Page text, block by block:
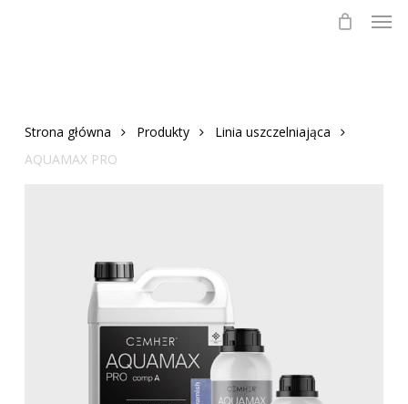
Strona główna Produkty
Linia uszczelniająca
AQUAMAX PRO